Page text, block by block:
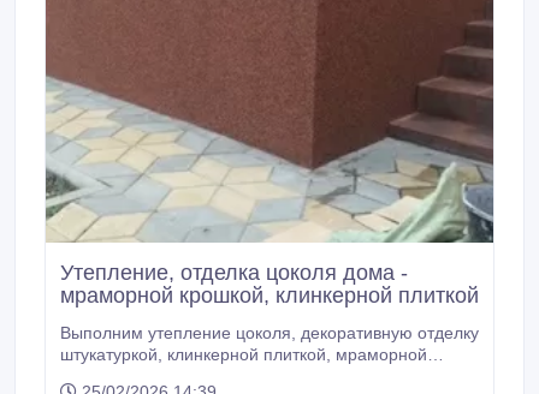
Утепление, отделка цоколя дома -
мраморной крошкой, клинкерной плиткой
Выполним утепление цоколя, декоративную отделку
штукатуркой, клинкерной плиткой, мраморной